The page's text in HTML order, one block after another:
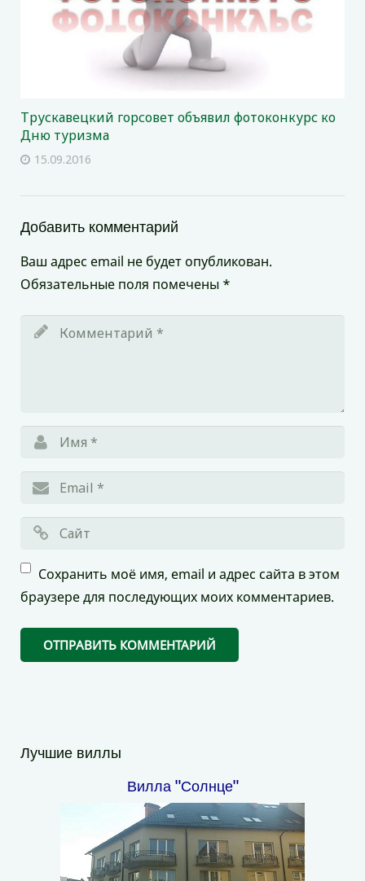
Трускавецкий горсовет объявил фотоконкурс ко
Дню туризма
15.09.2016
Добавить комментарий
Ваш адрес email не будет опубликован.
Обязательные поля помечены *
Сохранить моё имя, email и адрес сайта в этом
браузере для последующих моих комментариев.
Лучшие виллы
Вилла "Солнце"